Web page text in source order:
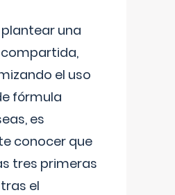
una
el uso
fórmula
es
conocer que
tres primeras
el